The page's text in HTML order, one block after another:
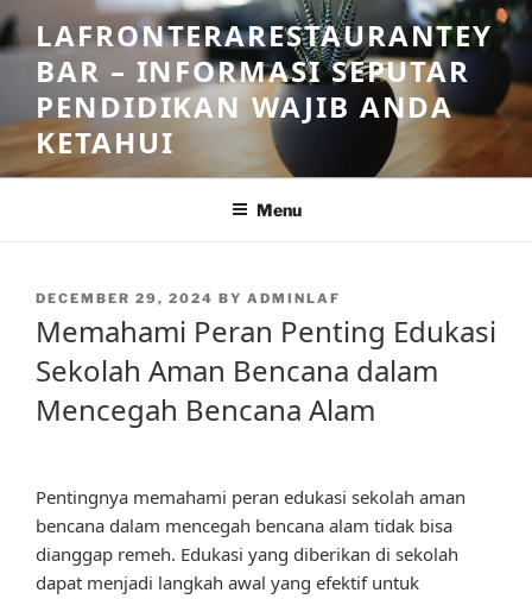
Skip
to
content
LAFRONTERARESTAURANTEY
BAR – INFORMASI SEPUTAR
PENDIDIKAN WAJIB ANDA
KETAHUI
Menu
POSTED
DECEMBER 29, 2024 BY ADMINLAF
Memahami Peran Penting Edukasi
Sekolah Aman Bencana dalam
Mencegah Bencana Alam
Pentingnya memahami peran edukasi sekolah aman
bencana dalam mencegah bencana alam tidak bisa
dianggap remeh. Edukasi yang diberikan di sekolah
dapat menjadi langkah awal yang efektif untuk